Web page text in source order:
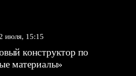
июля, 15:15
конструктор по
материалы»